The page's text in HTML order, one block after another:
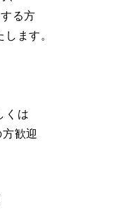
る方
ます。
くは
歓迎